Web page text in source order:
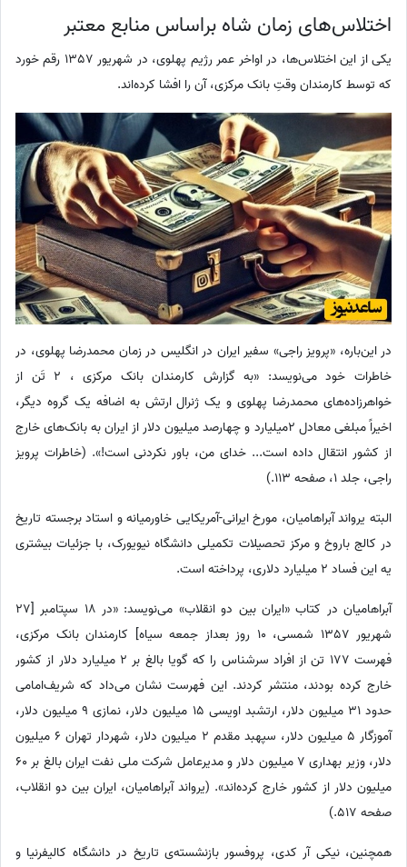
اختلاس‌های زمان شاه براساس منابع معتبر
یکی از این اختلاس‌ها، در اواخر عمر رژیم پهلوی، در شهریور 13‌57 رقم خورد
که توسط کارمندان وقتِ بانک مرکزی، آن را افشا کرده‌اند.
در این‌باره، «پرویز راجی» سفیر ایران در انگلیس در زمان محمدرضا پهلوی، در
خاطرات خود می‌نویسد: «به گزارش کارمندان بانک مرکزی ، 2 تَن از
خواهرزاده‌های محمدرضا پهلوی و یک ژنرال ارتش به اضافه یک گروه دیگر،
اخیراً مبلغی معادل 2میلیارد و چهارصد میلیون دلار از ایران به بانک‌های خارج
از کشور انتقال داده است... خدای من، باور نکردنی است!». (خاطرات پرویز
راجی، جلد 1، صفحه 113.)
البته یرواند آبراهامیان، مورخ ایرانی-آمریکایی خاورمیانه و استاد برجسته تاریخ
در کالج باروخ و مرکز تحصیلات تکمیلی دانشگاه نیویورک، با جزئیات بیشتری
یه این فساد 2 میلیارد دلاری، پرداخته است.
آبراهامیان در کتاب «ایران بین دو انقلاب» می‌نویسد: «در 18 سپتامبر [27
شهریور 13‌57 شمسی، 10 روز بعداز جمعه سیاه] کارمندان بانک مرکزی،
فهرست 177 تن از افراد سرشناس را که گویا بالغ بر 2 میلیارد دلار از کشور
خارج کرده بودند، منتشر کردند. این فهرست نشان می‌داد که شریف‌امامی
حدود 31 میلیون دلار، ارتشبد اویسی 15 میلیون دلار، نمازی 9 میلیون دلار،
آموزگار 5 میلیون دلار، سپهبد مقدم 2 میلیون دلار، شهردار تهران 6 میلیون
دلار، وزیر بهداری 7 میلیون دلار و مدیرعامل شرکت ملی نفت ایران بالغ بر 60
میلیون دلار از کشور خارج کرده‌اند». (یرواند آبراهامیان، ایران بین دو انقلاب،
صفحه 517.)
همچنین، نیکی آر کدی، پروفسور بازنشسته‌ی تاریخ در دانشگاه کالیفرنیا و